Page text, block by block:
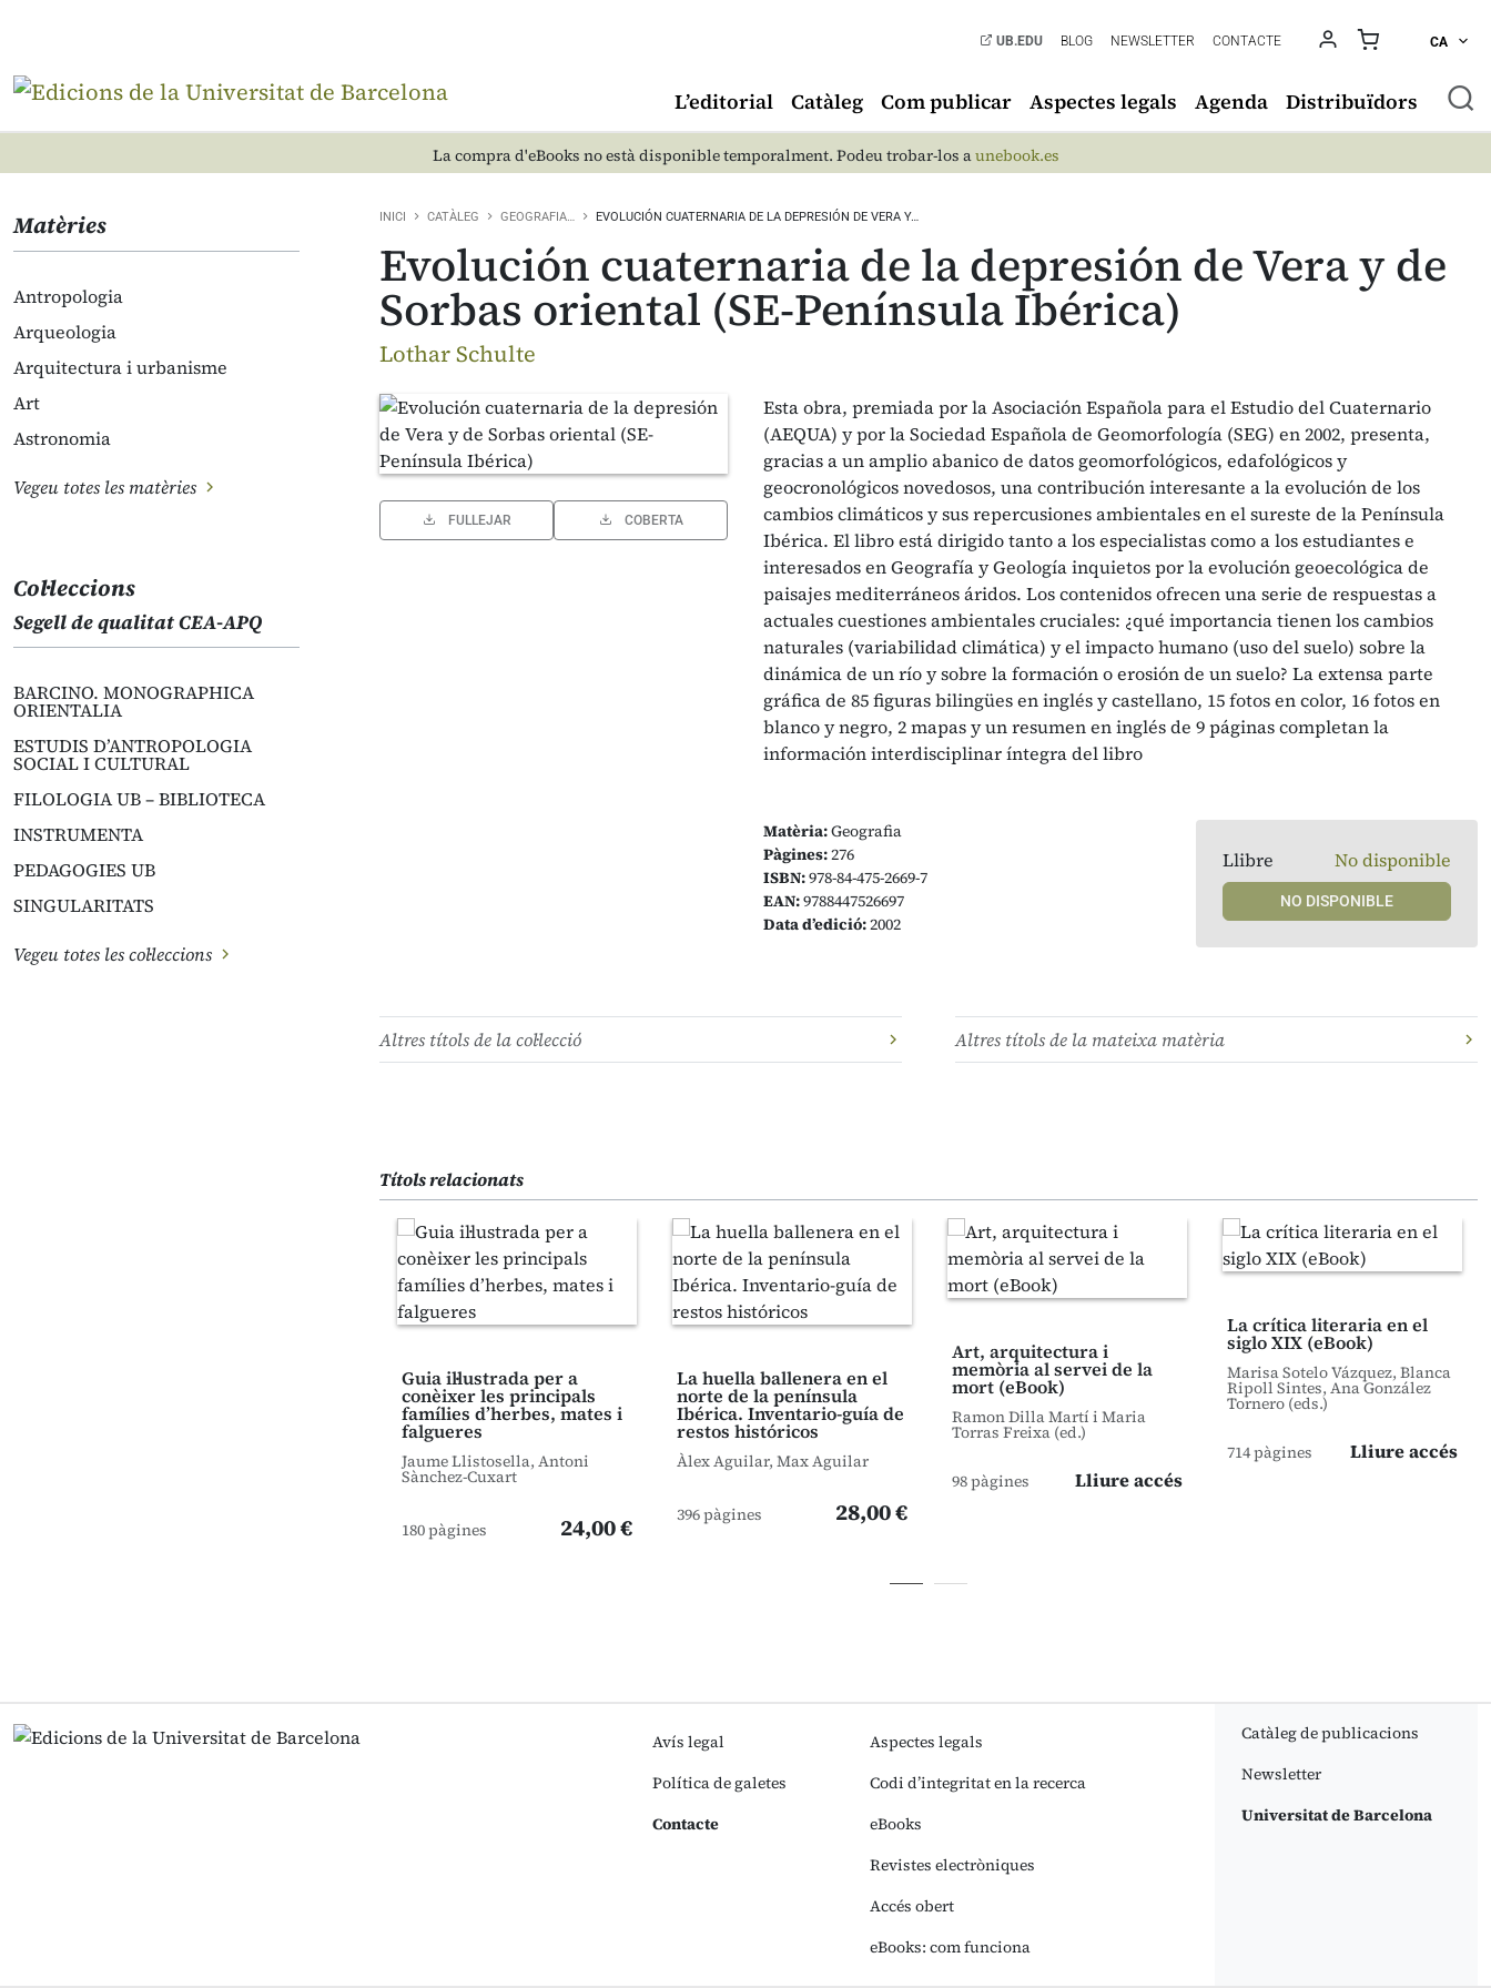
UB.EDU BLOG NEWSLETTER CONTACTE CA
L’editorial Catàleg Com publicar Aspectes legals Agenda Distribuïdors
La compra d'eBooks no està disponible temporalment. Podeu trobar-los aunebook.es
Matèries
Antropologia
Arqueologia
Arquitectura i urbanisme
Art
Astronomia
Vegeu totes les matèries
Col·leccions
Segell de qualitat CEA-APQ
BARCINO. MONOGRAPHICA
ORIENTALIA
ESTUDIS D’ANTROPOLOGIA
SOCIAL I CULTURAL
FILOLOGIA UB – BIBLIOTECA
INSTRUMENTA
PEDAGOGIES UB
SINGULARITATS
Vegeu totes les col·leccions
INICI CATÀLEG GEOGRAFIA… EVOLUCIÓN CUATERNARIA DE LA DEPRESIÓN DE VERA Y…
Evolución cuaternaria de la depresión de Vera y de
Sorbas oriental (SE-Península Ibérica)
Lothar Schulte
FULLEJAR COBERTA
Esta obra, premiada por la Asociación Española para el Estudio del Cuaternario
(AEQUA) y por la Sociedad Española de Geomorfología (SEG) en 2002, presenta,
gracias a un amplio abanico de datos geomorfológicos, edafológicos y
geocronológicos novedosos, una contribución interesante a la evolución de los
cambios climáticos y sus repercusiones ambientales en el sureste de la Península
Ibérica. El libro está dirigido tanto a los especialistas como a los estudiantes e
interesados en Geografía y Geología inquietos por la evolución geoecológica de
paisajes mediterráneos áridos. Los contenidos ofrecen una serie de respuestas a
actuales cuestiones ambientales cruciales: ¿qué importancia tienen los cambios
naturales (variabilidad climática) y el impacto humano (uso del suelo) sobre la
dinámica de un río y sobre la formación o erosión de un suelo? La extensa parte
gráfica de 85 figuras bilingües en inglés y castellano, 15 fotos en color, 16 fotos en
blanco y negro, 2 mapas y un resumen en inglés de 9 páginas completan la
información interdisciplinar íntegra del libro
Matèria:Geografia
Pàgines:276
ISBN:978-84-475-2669-7
EAN:9788447526697
Data d’edició:2002
Llibre No disponible
NO DISPONIBLE
Altres títols de la col·lecció Altres títols de la mateixa matèria
Títols relacionats
Guia il·lustrada per a
conèixer les principals
famílies d’herbes, mates i
falgueres
Jaume Llistosella, Antoni
Sànchez-Cuxart
180 pàgines 24,00 €
La huella ballenera en el
norte de la península
Ibérica. Inventario-guía de
restos históricos
Àlex Aguilar, Max Aguilar
396 pàgines 28,00 €
Art, arquitectura i
memòria al servei de la
mort (eBook)
Ramon Dilla Martí i Maria
Torras Freixa (ed.)
98 pàgines Lliure accés
La crítica literaria en el
siglo XIX (eBook)
Marisa Sotelo Vázquez, Blanca
Ripoll Sintes, Ana González
Tornero (eds.)
714 pàgines Lliure accés
Avís legal
Política de galetes
Contacte
Aspectes legals
Codi d’integritat en la recerca
eBooks
Revistes electròniques
Accés obert
eBooks: com funciona
Catàleg de publicacions
Newsletter
Universitat de Barcelona